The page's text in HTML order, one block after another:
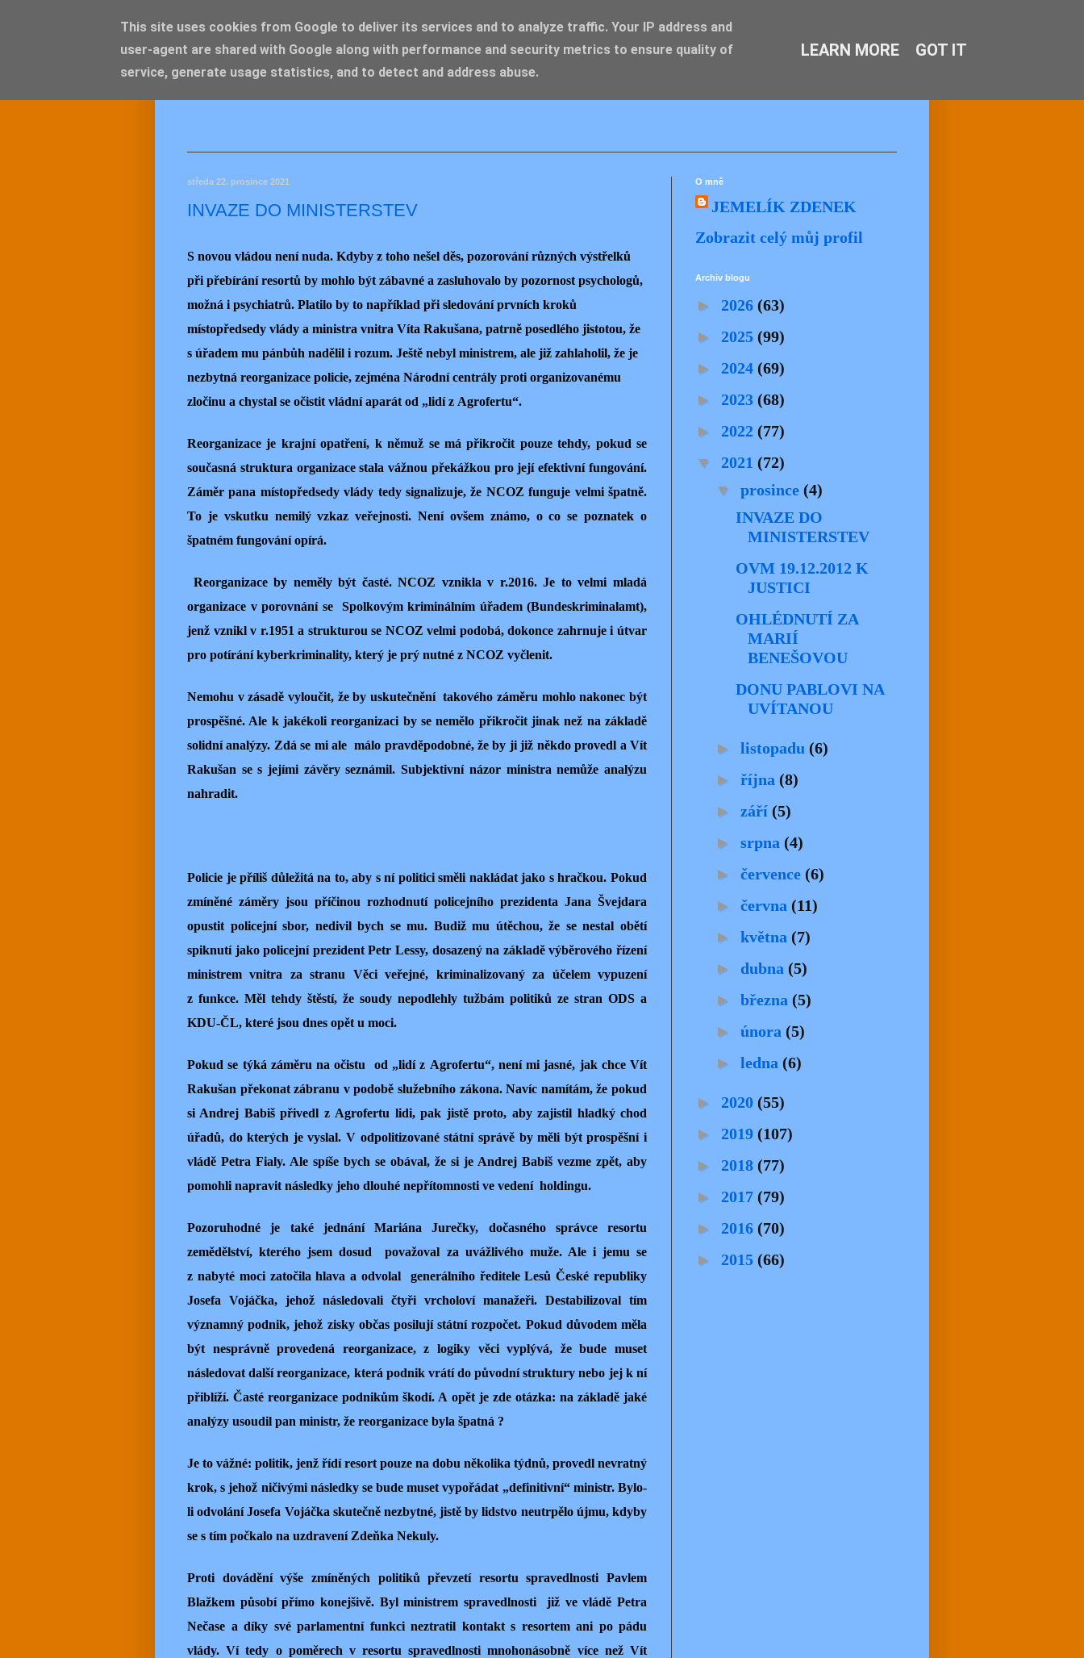
JEMELIK ZDENĚK
středa 22. prosince 2021
INVAZE DO MINISTERSTEV
S novou vládou není nuda. Kdyby z toho nešel děs, pozorování různých výstřelků
při přebírání resortů by mohlo být zábavné a zasluhovalo by pozornost psychologů,
možná i psychiatrů. Platilo by to například při sledování prvních kroků
místopředsedy vlády a ministra vnitra Víta Rakušana, patrně posedlého jistotou, že
s úřadem mu pánbůh nadělil i rozum. Ještě nebyl ministrem, ale již zahlaholil, že je
nezbytná reorganizace policie, zejména Národní centrály proti organizovanému
zločinu a chystal se očistit vládní aparát od „lidí z Agrofertu“.
Reorganizace je krajní opatření, k němuž se má přikročit pouze tehdy, pokud se
současná struktura organizace stala vážnou překážkou pro její efektivní fungování.
Záměr pana místopředsedy vlády tedy signalizuje, že NCOZ funguje velmi špatně.
To je vskutku nemilý vzkaz veřejnosti. Není ovšem známo, o co se poznatek o
špatném fungování opírá.
Reorganizace by neměly být časté. NCOZ vznikla v r.2016. Je to velmi mladá
organizace v porovnání se Spolkovým kriminálním úřadem (Bundeskriminalamt),
jenž vznikl v r.1951 a strukturou se NCOZ velmi podobá, dokonce zahrnuje i útvar
pro potírání kyberkriminality, který je prý nutné z NCOZ vyčlenit.
Nemohu v zásadě vyloučit, že by uskutečnění takového záměru mohlo nakonec být
prospěšné. Ale k jakékoli reorganizaci by se nemělo přikročit jinak než na základě
solidní analýzy. Zdá se mi ale málo pravděpodobné, že by ji již někdo provedl a Vít
Rakušan se s jejími závěry seznámil. Subjektivní názor ministra nemůže analýzu
nahradit.
Policie je příliš důležitá na to, aby s ní politici směli nakládat jako s hračkou. Pokud
zmíněné záměry jsou příčinou rozhodnutí policejního prezidenta Jana Švejdara
opustit policejní sbor, nedivil bych se mu. Budiž mu útěchou, že se nestal obětí
spiknutí jako policejní prezident Petr Lessy, dosazený na základě výběrového řízení
ministrem vnitra za stranu Věci veřejné, kriminalizovaný za účelem vypuzení
z funkce. Měl tehdy štěstí, že soudy nepodlehly tužbám politiků ze stran ODS a
KDU-ČL, které jsou dnes opět u moci.
Pokud se týká záměru na očistu
od „lidí z Agrofertu“, není mi jasné, jak chce Vít
Rakušan překonat zábranu v podobě služebního zákona. Navíc namítám, že pokud
si Andrej Babiš přivedl z Agrofertu lidi, pak jistě proto, aby zajistil hladký chod
úřadů, do kterých je vyslal. V odpolitizované státní správě by měli být prospěšní i
vládě Petra Fialy. Ale spíše bych se obával, že si je Andrej Babiš vezme zpět, aby
pomohli napravit následky jeho dlouhé nepřítomnosti ve vedení holdingu.
Pozoruhodné je také jednání Mariána Jurečky, dočasného správce resortu
zemědělství, kterého jsem dosud
považoval za uvážlivého muže. Ale i jemu se
z nabyté moci zatočila hlava a odvolal
generálního ředitele Lesů České republiky
Josefa Vojáčka, jehož následovali čtyři vrcholoví manažeři. Destabilizoval tím
významný podnik, jehož zisky občas posilují státní rozpočet. Pokud důvodem měla
být nesprávně provedená reorganizace, z logiky věci vyplývá, že bude muset
následovat další reorganizace, která podnik vrátí do původní struktury nebo jej k ní
přiblíží. Časté reorganizace podnikům škodí. A opět je zde otázka: na základě jaké
analýzy usoudil pan ministr, že reorganizace byla špatná ?
Je to vážné: politik, jenž řídí resort pouze na dobu několika týdnů, provedl nevratný
krok, s jehož ničivými následky se bude muset vypořádat „definitivní“ ministr. Bylo-
li odvolání Josefa Vojáčka skutečně nezbytné, jistě by lidstvo neutrpělo újmu, kdyby
se s tím počkalo na uzdravení Zdeňka Nekuly.
Proti dovádění výše zmíněných politiků převzetí resortu spravedlnosti Pavlem
Blažkem působí přímo konejšivě. Byl ministrem spravedlnosti
již ve vládě Petra
Nečase a díky své parlamentní funkci neztratil kontakt s resortem ani po pádu
vlády. Ví tedy o poměrech v resortu spravedlnosti mnohonásobně více než Vít
O mně
JEMELÍK ZDENEK
Zobrazit celý můj profil
Archiv blogu
► 2026 (63)
► 2025 (99)
► 2024 (69)
► 2023 (68)
► 2022 (77)
▼ 2021 (72)
▼ prosince (4)
INVAZE DO
MINISTERSTEV
OVM 19.12.2012 K
JUSTICI
OHLÉDNUTÍ ZA
MARIÍ
BENEŠOVOU
DONU PABLOVI NA
UVÍTANOU
► listopadu (6)
► října (8)
► září (5)
► srpna (4)
► července (6)
► června (11)
► května (7)
► dubna (5)
► března (5)
► února (5)
► ledna (6)
► 2020 (55)
► 2019 (107)
► 2018 (77)
► 2017 (79)
► 2016 (70)
► 2015 (66)
This site uses cookies from Google to deliver its services and to analyze traffic. Your IP address and
user-agent are shared with Google along with performance and security metrics to ensure quality of
service, generate usage statistics, and to detect and address abuse.
LEARN MORE GOT IT